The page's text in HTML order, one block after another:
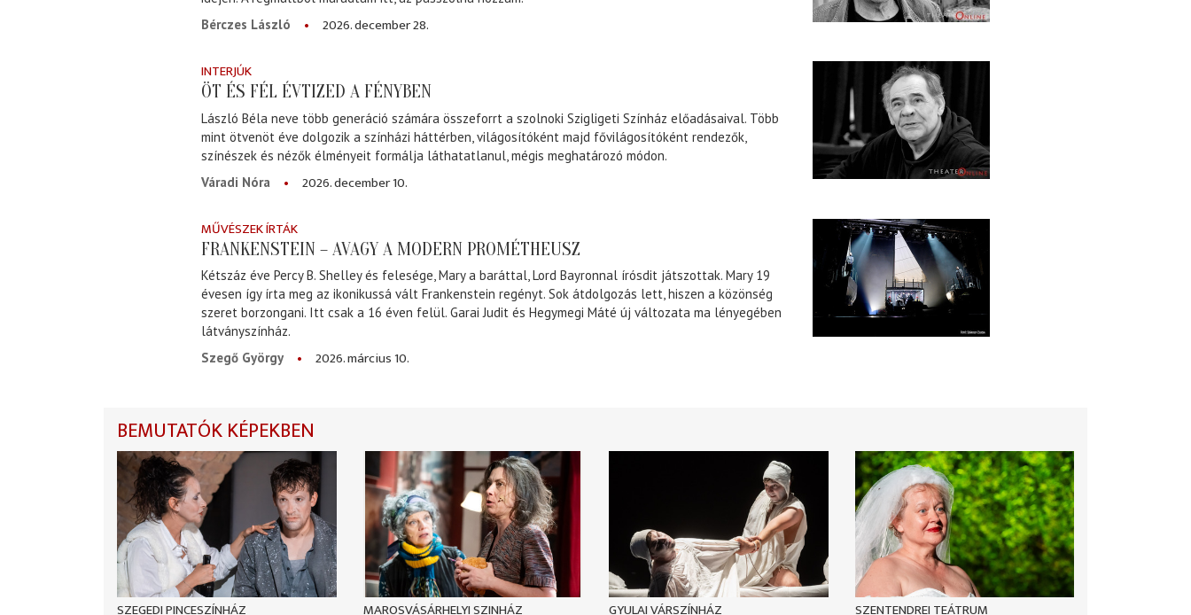
Bérczes László
2026. december 28.
INTERJÚK
ÖT ÉS FÉL ÉVTIZED A FÉNYBEN
László Béla neve több generáció számára összeforrt a szolnoki Szigligeti Színház előadásaival. Több
mint ötvenöt éve dolgozik a színházi háttérben, világosítóként majd fővilágosítóként rendezők,
színészek és nézők élményeit formálja láthatatlanul, mégis meghatározó módon.
Váradi Nóra
2026. december 10.
MŰVÉSZEK ÍRTÁK
FRANKENSTEIN – AVAGY A MODERN PROMÉTHEUSZ
Kétszáz éve Percy B. Shelley és felesége, Mary a baráttal, Lord Bayronnal írósdit játszottak. Mary 19
évesen így írta meg az ikonikussá vált Frankenstein regényt. Sok átdolgozás lett, hiszen a közönség
szeret borzongani. Itt csak a 16 éven felül. Garai Judit és Hegymegi Máté új változata ma lényegében
látványszínház.
Szegő György
2026. március 10.
BEMUTATÓK KÉPEKBEN
SZEGEDI PINCESZÍNHÁZ MAROSVÁSÁRHELYI SZINHÁZ GYULAI VÁRSZÍNHÁZ SZENTENDREI TEÁTRUM